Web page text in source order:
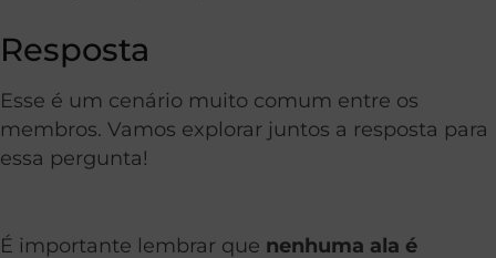
Resposta
Esse é um cenário muito comum entre os
membros. Vamos explorar juntos a resposta para
essa pergunta!
É importante lembrar que nenhuma ala é